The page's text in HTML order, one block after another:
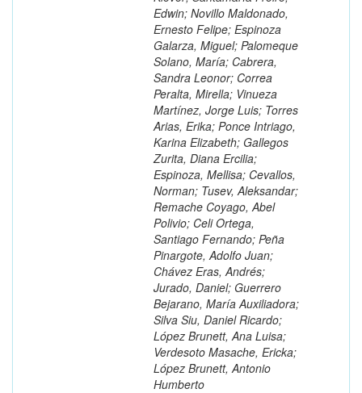
Edwin; Novillo Maldonado,
Ernesto Felipe; Espinoza
Galarza, Miguel; Palomeque
Solano, María; Cabrera,
Sandra Leonor; Correa
Peralta, Mirella; Vinueza
Martínez, Jorge Luis; Torres
Arias, Erika; Ponce Intriago,
Karina Elizabeth; Gallegos
Zurita, Diana Ercilia;
Espinoza, Mellisa; Cevallos,
Norman; Tusev, Aleksandar;
Remache Coyago, Abel
Polivio; Celi Ortega,
Santiago Fernando; Peña
Pinargote, Adolfo Juan;
Chávez Eras, Andrés;
Jurado, Daniel; Guerrero
Bejarano, María Auxiliadora;
Silva Siu, Daniel Ricardo;
López Brunett, Ana Luisa;
Verdesoto Masache, Ericka;
López Brunett, Antonio
Humberto